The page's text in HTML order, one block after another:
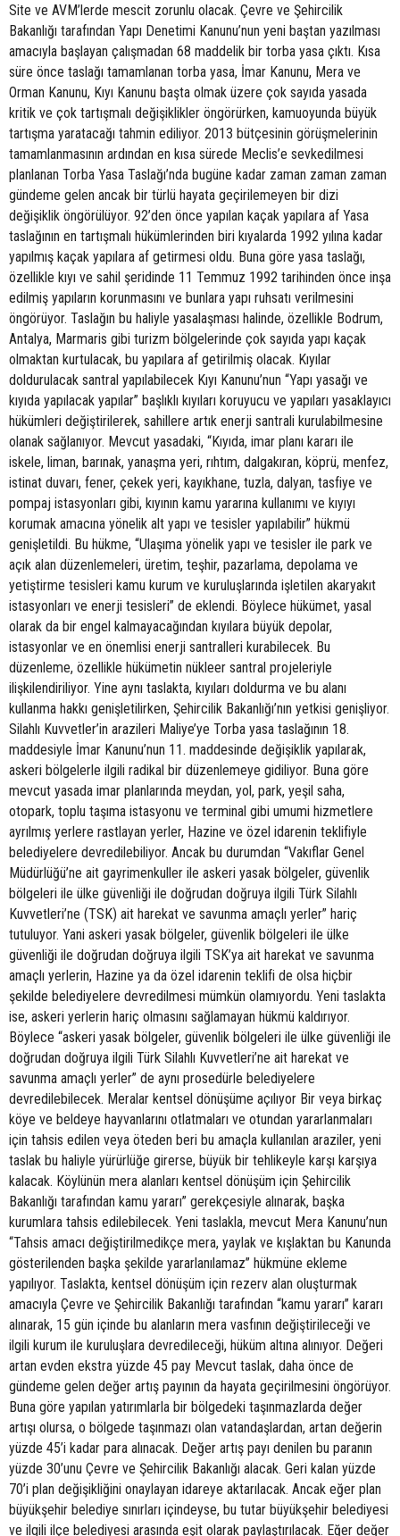
Site ve AVM’lerde mescit zorunlu olacak. Çevre ve Şehircilik
Bakanlığı tarafından Yapı Denetimi Kanunu’nun yeni baştan yazılması
amacıyla başlayan çalışmadan 68 maddelik bir torba yasa çıktı. Kısa
süre önce taslağı tamamlanan torba yasa, İmar Kanunu, Mera ve
Orman Kanunu, Kıyı Kanunu başta olmak üzere çok sayıda yasada
kritik ve çok tartışmalı değişiklikler öngörürken, kamuoyunda büyük
tartışma yaratacağı tahmin ediliyor. 2013 bütçesinin görüşmelerinin
tamamlanmasının ardından en kısa sürede Meclis’e sevkedilmesi
planlanan Torba Yasa Taslağı’nda bugüne kadar zaman zaman zaman
gündeme gelen ancak bir türlü hayata geçirilemeyen bir dizi
değişiklik öngörülüyor. 92’den önce yapılan kaçak yapılara af Yasa
taslağının en tartışmalı hükümlerinden biri kıyalarda 1992 yılına kadar
yapılmış kaçak yapılara af getirmesi oldu. Buna göre yasa taslağı,
özellikle kıyı ve sahil şeridinde 11 Temmuz 1992 tarihinden önce inşa
edilmiş yapıların korunmasını ve bunlara yapı ruhsatı verilmesini
öngörüyor. Taslağın bu haliyle yasalaşması halinde, özellikle Bodrum,
Antalya, Marmaris gibi turizm bölgelerinde çok sayıda yapı kaçak
olmaktan kurtulacak, bu yapılara af getirilmiş olacak. Kıyılar
doldurulacak santral yapılabilecek Kıyı Kanunu’nun “Yapı yasağı ve
kıyıda yapılacak yapılar” başlıklı kıyıları koruyucu ve yapıları yasaklayıcı
hükümleri değiştirilerek, sahillere artık enerji santrali kurulabilmesine
olanak sağlanıyor. Mevcut yasadaki, “Kıyıda, imar planı kararı ile
iskele, liman, barınak, yanaşma yeri, rıhtım, dalgakıran, köprü, menfez,
istinat duvarı, fener, çekek yeri, kayıkhane, tuzla, dalyan, tasfiye ve
pompaj istasyonları gibi, kıyının kamu yararına kullanımı ve kıyıyı
korumak amacına yönelik alt yapı ve tesisler yapılabilir” hükmü
genişletildi. Bu hükme, “Ulaşıma yönelik yapı ve tesisler ile park ve
açık alan düzenlemeleri, üretim, teşhir, pazarlama, depolama ve
yetiştirme tesisleri kamu kurum ve kuruluşlarında işletilen akaryakıt
istasyonları ve enerji tesisleri” de eklendi. Böylece hükümet, yasal
olarak da bir engel kalmayacağından kıyılara büyük depolar,
istasyonlar ve en önemlisi enerji santralleri kurabilecek. Bu
düzenleme, özellikle hükümetin nükleer santral projeleriyle
ilişkilendiriliyor. Yine aynı taslakta, kıyıları doldurma ve bu alanı
kullanma hakkı genişletilirken, Şehircilik Bakanlığı’nın yetkisi genişliyor.
Silahlı Kuvvetler’in arazileri Maliye’ye Torba yasa taslağının 18.
maddesiyle İmar Kanunu’nun 11. maddesinde değişiklik yapılarak,
askeri bölgelerle ilgili radikal bir düzenlemeye gidiliyor. Buna göre
mevcut yasada imar planlarında meydan, yol, park, yeşil saha,
otopark, toplu taşıma istasyonu ve terminal gibi umumi hizmetlere
ayrılmış yerlere rastlayan yerler, Hazine ve özel idarenin teklifiyle
belediyelere devredilebiliyor. Ancak bu durumdan “Vakıflar Genel
Müdürlüğü’ne ait gayrimenkuller ile askeri yasak bölgeler, güvenlik
bölgeleri ile ülke güvenliği ile doğrudan doğruya ilgili Türk Silahlı
Kuvvetleri’ne (TSK) ait harekat ve savunma amaçlı yerler” hariç
tutuluyor. Yani askeri yasak bölgeler, güvenlik bölgeleri ile ülke
güvenliği ile doğrudan doğruya ilgili TSK’ya ait harekat ve savunma
amaçlı yerlerin, Hazine ya da özel idarenin teklifi de olsa hiçbir
şekilde belediyelere devredilmesi mümkün olamıyordu. Yeni taslakta
ise, askeri yerlerin hariç olmasını sağlamayan hükmü kaldırıyor.
Böylece “askeri yasak bölgeler, güvenlik bölgeleri ile ülke güvenliği ile
doğrudan doğruya ilgili Türk Silahlı Kuvvetleri’ne ait harekat ve
savunma amaçlı yerler” de aynı prosedürle belediyelere
devredilebilecek. Meralar kentsel dönüşüme açılıyor Bir veya birkaç
köye ve beldeye hayvanlarını otlatmaları ve otundan yararlanmaları
için tahsis edilen veya öteden beri bu amaçla kullanılan araziler, yeni
taslak bu haliyle yürürlüğe girerse, büyük bir tehlikeyle karşı karşıya
kalacak. Köylünün mera alanları kentsel dönüşüm için Şehircilik
Bakanlığı tarafından kamu yararı” gerekçesiyle alınarak, başka
kurumlara tahsis edilebilecek. Yeni taslakla, mevcut Mera Kanunu’nun
“Tahsis amacı değiştirilmedikçe mera, yaylak ve kışlaktan bu Kanunda
gösterilenden başka şekilde yararlanılamaz” hükmüne ekleme
yapılıyor. Taslakta, kentsel dönüşüm için rezerv alan oluşturmak
amacıyla Çevre ve Şehircilik Bakanlığı tarafından “kamu yararı” kararı
alınarak, 15 gün içinde bu alanların mera vasfının değiştirileceği ve
ilgili kurum ile kuruluşlara devredileceği, hüküm altına alınıyor. Değeri
artan evden ekstra yüzde 45 pay Mevcut taslak, daha önce de
gündeme gelen değer artış payının da hayata geçirilmesini öngörüyor.
Buna göre yapılan yatırımlarla bir bölgedeki taşınmazlarda değer
artışı olursa, o bölgede taşınmazı olan vatandaşlardan, artan değerin
yüzde 45’i kadar para alınacak. Değer artış payı denilen bu paranın
yüzde 30’unu Çevre ve Şehircilik Bakanlığı alacak. Geri kalan yüzde
70’i plan değişikliğini onaylayan idareye aktarılacak. Ancak eğer plan
büyükşehir belediye sınırları içindeyse, bu tutar büyükşehir belediyesi
ve ilgili ilçe belediyesi arasında eşit olarak paylaştırılacak. Eğer değer